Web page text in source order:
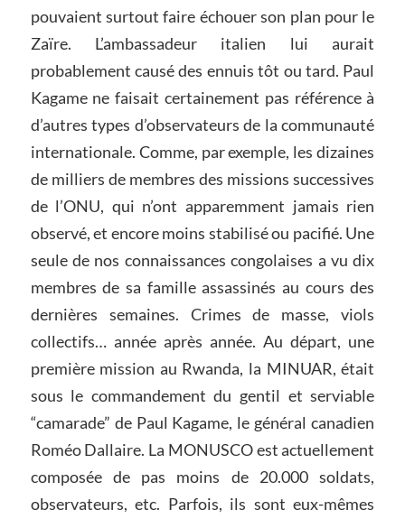
pouvaient surtout faire échouer son plan pour le
Zaïre. L’ambassadeur italien lui aurait
probablement causé des ennuis tôt ou tard. Paul
Kagame ne faisait certainement pas référence à
d’autres types d’observateurs de la communauté
internationale. Comme, par exemple, les dizaines
de milliers de membres des missions successives
de l’ONU, qui n’ont apparemment jamais rien
observé, et encore moins stabilisé ou pacifié. Une
seule de nos connaissances congolaises a vu dix
membres de sa famille assassinés au cours des
dernières semaines. Crimes de masse, viols
collectifs… année après année. Au départ, une
première mission au Rwanda, la MINUAR, était
sous le commandement du gentil et serviable
“camarade” de Paul Kagame, le général canadien
Roméo Dallaire. La MONUSCO est actuellement
composée de pas moins de 20.000 soldats,
observateurs, etc. Parfois, ils sont eux-mêmes